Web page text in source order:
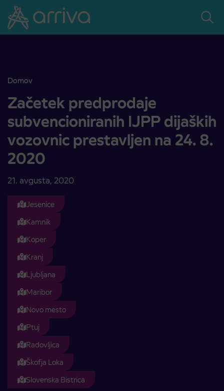
Skoči na vsebino
Domov
Začetek predprodaje subvencioniranih IJPP dijaških vozovnic
Začetek predprodaje
subvencioniranih IJPP dijaških
vozovnic prestavljen na 24. 8.
2020
21. avgusta, 2020
Jesenice
Kamnik
Koper
Kranj
Ljubljana
Maribor
Novo mesto
Ptuj
Radovljica
Škofja Loka
Slovenska Bistrica